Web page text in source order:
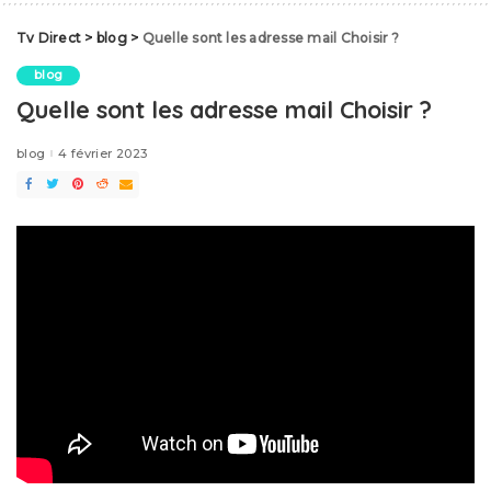
Tv Direct > blog> Quelle sont les adresse mail Choisir ?
blog
Quelle sont les adresse mail Choisir ?
blog 4 février 2023